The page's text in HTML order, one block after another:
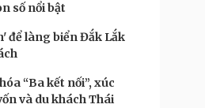
số nổi bật
để làng biển Đắk Lắk
“Ba kết nối”, xúc
và du khách Thái